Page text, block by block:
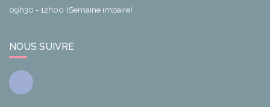
09h30 - 12h00 (Semaine impaire)
NOUS SUIVRE
Facebook